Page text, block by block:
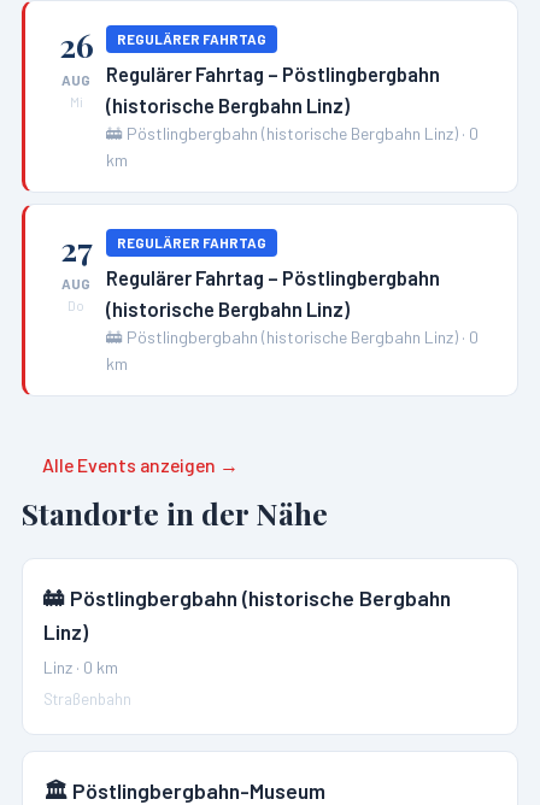
26
AUG
Mi
REGULÄRER FAHRTAG
Regulärer Fahrtag – Pöstlingbergbahn
(historische Bergbahn Linz)
🚋 Pöstlingbergbahn (historische Bergbahn Linz) · 0
km
27
AUG
Do
REGULÄRER FAHRTAG
Regulärer Fahrtag – Pöstlingbergbahn
(historische Bergbahn Linz)
🚋 Pöstlingbergbahn (historische Bergbahn Linz) · 0
km
Alle Events anzeigen →
Standorte in der Nähe
🚋 Pöstlingbergbahn (historische Bergbahn
Linz)
Linz · 0 km
Straßenbahn
🏛️ Pöstlingbergbahn-Museum